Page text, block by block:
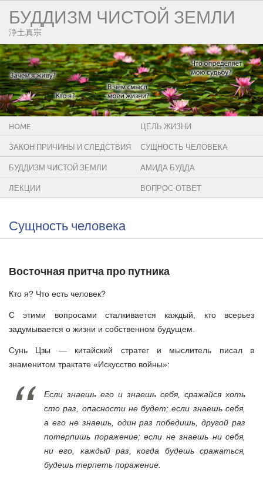
БУДДИЗМ ЧИСТОЙ ЗЕМЛИ
浄土真宗
HOME ЦЕЛЬ ЖИЗНИ
ЗАКОН ПРИЧИНЫ И СЛЕДСТВИЯ СУЩНОСТЬ ЧЕЛОВЕКА
БУДДИЗМ ЧИСТОЙ ЗЕМЛИ АМИДА БУДДА
ЛЕКЦИИ ВОПРОС-ОТВЕТ
Сущность человека
Восточная притча про путника
Кто я? Что есть человек?
С этими вопросами сталкивается каждый, кто всерьез
задумывается о жизни и собственном будущем.
Сунь Цзы — китайский стратег и мыслитель писал в
знаменитом трактате «Искусство войны»:
Если знаешь его и знаешь себя, сражайся хоть
сто раз, опасности не будет; если знаешь себя,
а его не знаешь, один раз победишь, другой раз
потерпишь поражение; если не знаешь ни себя,
ни его, каждый раз, когда будешь сражаться,
будешь терпеть поражение.